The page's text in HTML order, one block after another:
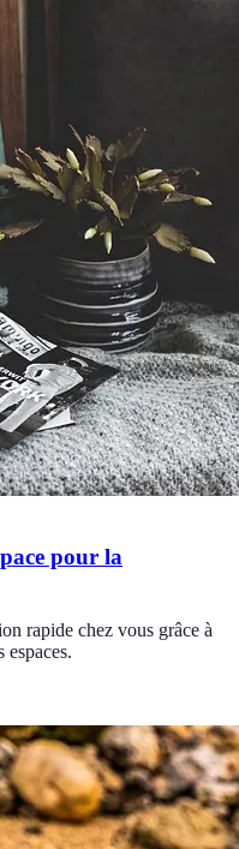
pour la
rapide chez vous grâce à
espaces.